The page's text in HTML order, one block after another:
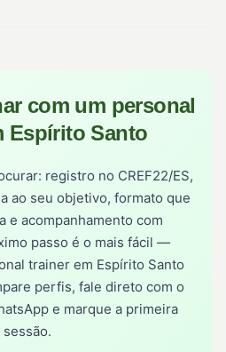
com um personal
Espírito Santo
registro no CREF22/ES,
ao seu objetivo, formato que
e acompanhamento com
passo é o mais fácil —
trainer em Espírito Santo
perfis, fale direto com o
e marque a primeira
sessão.